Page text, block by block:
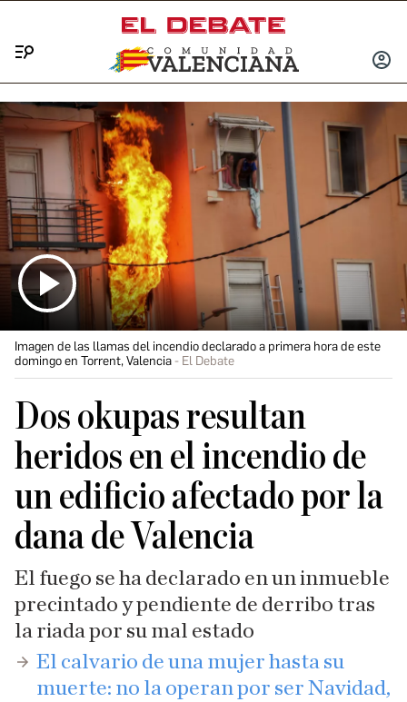
INICIAR
Imagen de las llamas del incendio declarado a primera hora de este
domingo en Torrent, Valencia
El Debate
Dos okupas resultan
heridos en el incendio de
un edificio afectado por la
dana de Valencia
El fuego se ha declarado en un inmueble
precintado y pendiente de derribo tras
la riada por su mal estado
​El calvario de una mujer hasta su
muerte: no la operan por ser Navidad,